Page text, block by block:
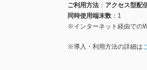
ご利用方法
アクセス型配
同時使用端末数
1
※インターネット経由での
※導入・利用方法の詳細は